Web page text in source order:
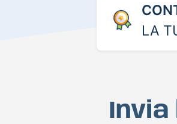
LA
Invia